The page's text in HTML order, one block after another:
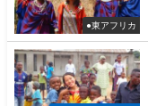
●東アフリカ